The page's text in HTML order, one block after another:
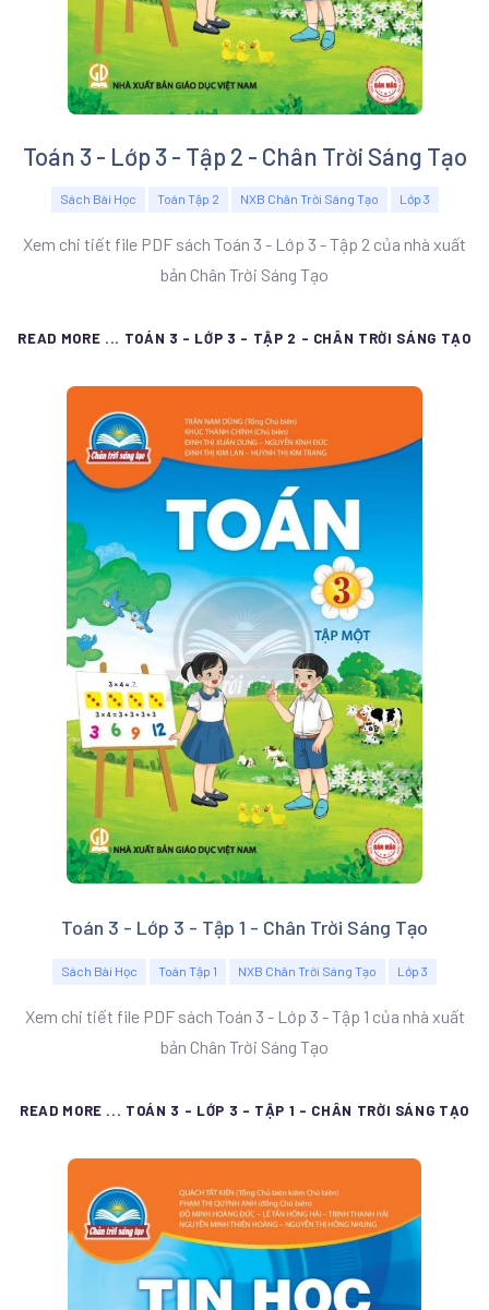
Toán 3 - Lớp 3 - Tập 2 - Chân Trời Sáng Tạo
Sách Bài Học Toán Tập 2 NXB Chân Trời Sáng Tạo Lớp 3
Xem chi tiết file PDF sách Toán 3 - Lớp 3 - Tập 2 của nhà xuất
bản Chân Trời Sáng Tạo
READ MORE ... TOÁN 3 - LỚP 3 - TẬP 2 - CHÂN TRỜI SÁNG TẠO
Toán 3 - Lớp 3 - Tập 1 - Chân Trời Sáng Tạo
Sách Bài Học Toán Tập 1 NXB Chân Trời Sáng Tạo Lớp 3
Xem chi tiết file PDF sách Toán 3 - Lớp 3 - Tập 1 của nhà xuất
bản Chân Trời Sáng Tạo
READ MORE ... TOÁN 3 - LỚP 3 - TẬP 1 - CHÂN TRỜI SÁNG TẠO